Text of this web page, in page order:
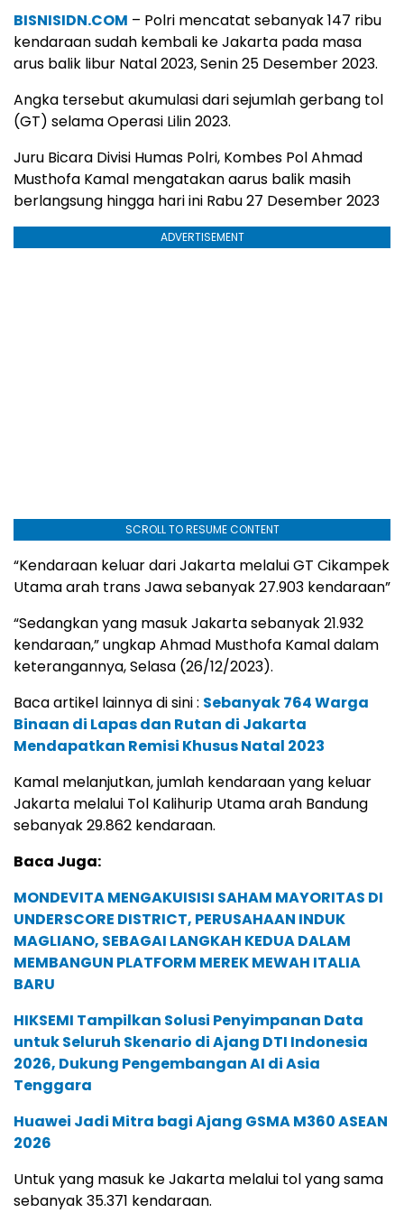
BISNISIDN.COM – Polri mencatat sebanyak 147 ribu
kendaraan sudah kembali ke Jakarta pada masa
arus balik libur Natal 2023, Senin 25 Desember 2023.
Angka tersebut akumulasi dari sejumlah gerbang tol
(GT) selama Operasi Lilin 2023.
Juru Bicara Divisi Humas Polri, Kombes Pol Ahmad
Musthofa Kamal mengatakan aarus balik masih
berlangsung hingga hari ini Rabu 27 Desember 2023
ADVERTISEMENT
SCROLL TO RESUME CONTENT
“Kendaraan keluar dari Jakarta melalui GT Cikampek
Utama arah trans Jawa sebanyak 27.903 kendaraan”
“Sedangkan yang masuk Jakarta sebanyak 21.932
kendaraan,” ungkap Ahmad Musthofa Kamal dalam
keterangannya, Selasa (26/12/2023).
Baca artikel lainnya di sini : Sebanyak 764 Warga
Binaan di Lapas dan Rutan di Jakarta
Mendapatkan Remisi Khusus Natal 2023
Kamal melanjutkan, jumlah kendaraan yang keluar
Jakarta melalui Tol Kalihurip Utama arah Bandung
sebanyak 29.862 kendaraan.
Baca Juga:
MONDEVITA MENGAKUISISI SAHAM MAYORITAS DI
UNDERSCORE DISTRICT, PERUSAHAAN INDUK
MAGLIANO, SEBAGAI LANGKAH KEDUA DALAM
MEMBANGUN PLATFORM MEREK MEWAH ITALIA
BARU
HIKSEMI Tampilkan Solusi Penyimpanan Data
untuk Seluruh Skenario di Ajang DTI Indonesia
2026, Dukung Pengembangan AI di Asia
Tenggara
Huawei Jadi Mitra bagi Ajang GSMA M360 ASEAN
2026
Untuk yang masuk ke Jakarta melalui tol yang sama
sebanyak 35.371 kendaraan.